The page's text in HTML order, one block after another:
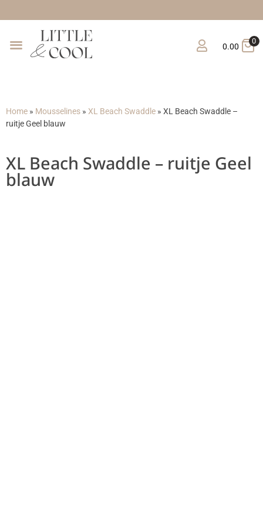
0.00
0
Home » Mousselines » XL Beach Swaddle » XL Beach Swaddle –
ruitje Geel blauw
XL Beach Swaddle – ruitje Geel
blauw